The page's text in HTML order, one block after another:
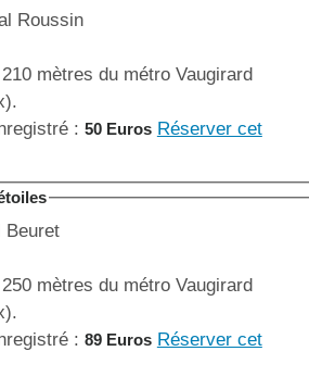
Roussin
mètres du métro Vaugirard
: 50 Euros Réserver cet
Beuret
mètres du métro Vaugirard
: 89 Euros Réserver cet